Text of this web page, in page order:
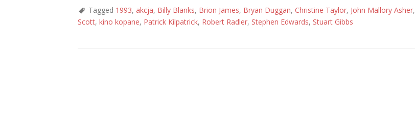
Tagged 1993, akcja, Billy Blanks, Brion James, Bryan Duggan, Christine Taylor, John Mallory Asher,
Scott, kino kopane, Patrick Kilpatrick, Robert Radler, Stephen Edwards, Stuart Gibbs